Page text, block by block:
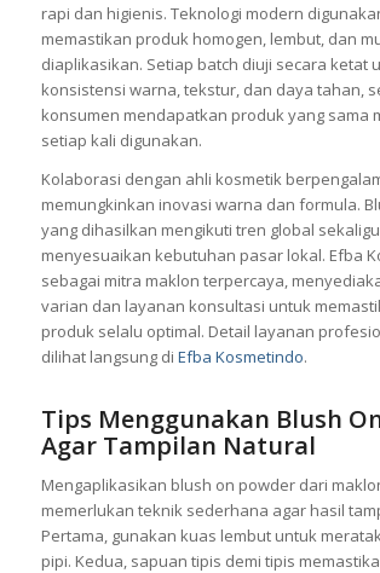
rapi dan higienis. Teknologi modern
memastikan produk homogen, lembut, dan
diaplikasikan. Setiap batch diuji secara ketat
konsistensi warna, tekstur, dan daya tahan,
konsumen mendapatkan produk yang sama
setiap kali digunakan.
Kolaborasi dengan ahli kosmetik
memungkinkan inovasi warna dan formula.
yang dihasilkan mengikuti tren global
menyesuaikan kebutuhan pasar lokal. Efba
sebagai mitra maklon terpercaya,
varian dan layanan konsultasi untuk
produk selalu optimal. Detail layanan
dilihat langsung di Efba Kosmetindo.
Tips Menggunakan Blush
Agar Tampilan Natural
Mengaplikasikan blush on powder dari
memerlukan teknik sederhana agar hasil
Pertama, gunakan kuas lembut untuk
pipi. Kedua, sapuan tipis demi tipis